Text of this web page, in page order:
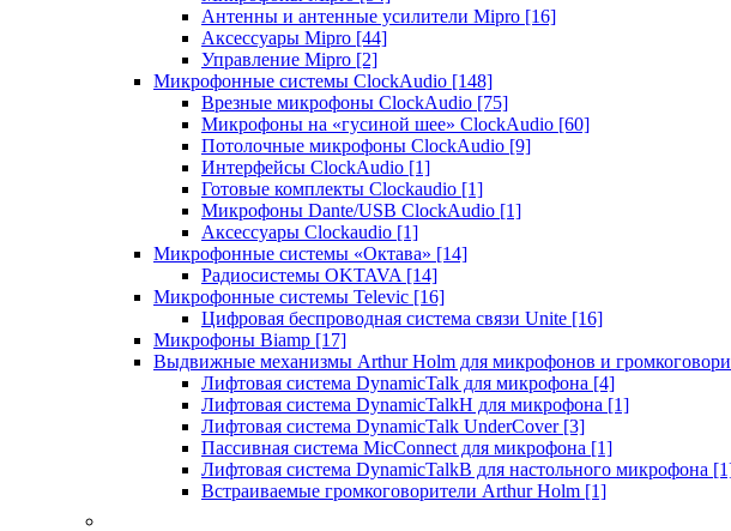
Антенны и антенные усилители Mipro [16]
Аксессуары Mipro [44]
Управление Mipro [2]
Микрофонные системы ClockAudio [148]
Врезные микрофоны ClockAudio [75]
Микрофоны на «гусиной шее» ClockAudio [60]
Потолочные микрофоны ClockAudio [9]
Интерфейсы ClockAudio [1]
Готовые комплекты Clockaudio [1]
Микрофоны Dante/USB ClockAudio [1]
Аксессуары Clockaudio [1]
Микрофонные системы «Октава» [14]
Радиосистемы OKTAVA [14]
Микрофонные системы Televic [16]
Цифровая беспроводная система связи Unite [16]
Микрофоны Biamp [17]
Выдвижные механизмы Arthur Holm для микрофонов и
Лифтовая система DynamicTalk для микрофона [4]
Лифтовая система DynamicTalkH для микрофона [1]
Лифтовая система DynamicTalk UnderCover [3]
Пассивная система MicConnect для микрофона [1]
Лифтовая система DynamicTalkB для настольного микрофона
Встраиваемые громкоговорители Arthur Holm [1]